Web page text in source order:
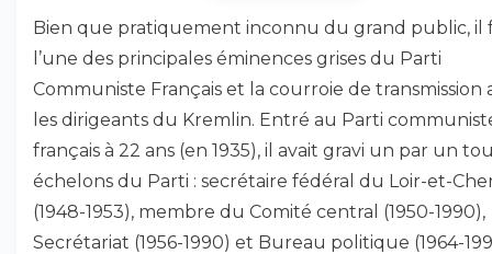
Bien que pratiquement inconnu du grand public, il
l’une des principales éminences grises du Parti
Communiste Français et la courroie de transmission
les dirigeants du Kremlin. Entré au Parti
français à 22 ans (en 1935), il avait gravi un par un
échelons du Parti : secrétaire fédéral du Loir-et-
(1948-1953), membre du Comité central (1950-1990),
Secrétariat (1956-1990) et Bureau politique (1964-